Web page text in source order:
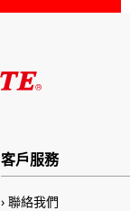
客戶服務
聯絡我們